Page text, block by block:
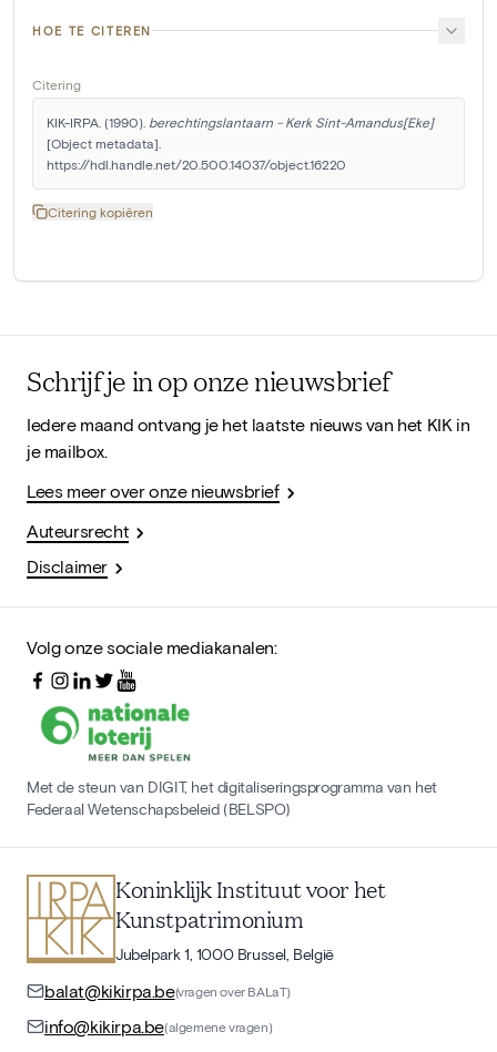
HOE TE CITEREN
Citering
KIK-IRPA. (1990). berechtingslantaarn - Kerk Sint-Amandus[Eke]
[Object metadata].
https://hdl.handle.net/20.500.14037/object.16220
Citering kopiëren
Schrijf je in op onze nieuwsbrief
Iedere maand ontvang je het laatste nieuws van het KIK in
je mailbox.
Lees meer over onze nieuwsbrief
Auteursrecht
Disclaimer
Volg onze sociale mediakanalen:
Met de steun van DIGIT, het digitaliseringsprogramma van het
Federaal Wetenschapsbeleid (BELSPO)
Koninklijk Instituut voor het
Kunstpatrimonium
Jubelpark 1, 1000 Brussel, België
balat@kikirpa.be(vragen over BALaT)
info@kikirpa.be(algemene vragen)